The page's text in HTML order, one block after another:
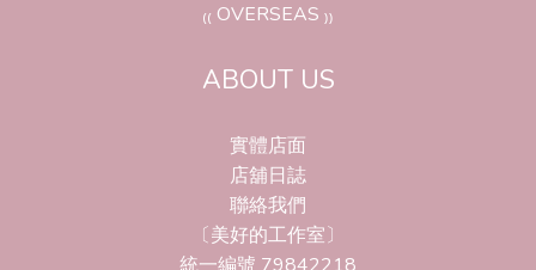
₍₍ OVERSEAS ₎₎
ABOUT US
實體店面
店舖日誌
聯絡我們
〔美好的工作室〕